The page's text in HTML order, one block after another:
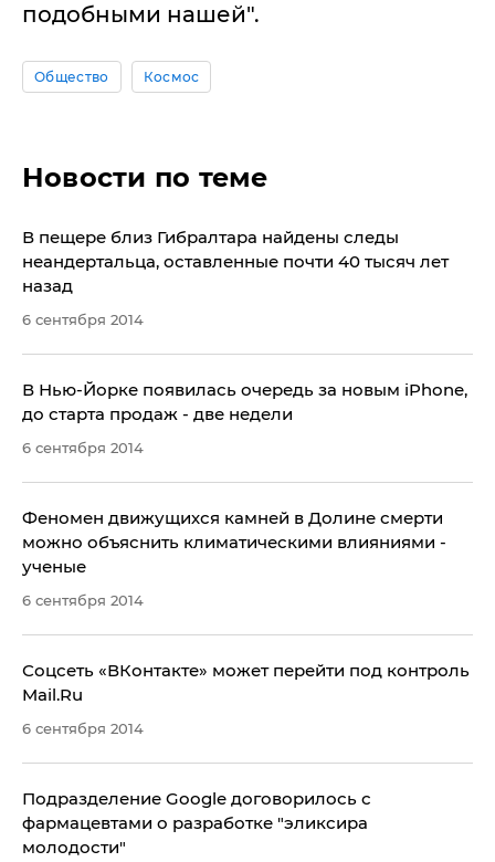
подобными нашей".
Общество Космос
Новости по теме
В пещере близ Гибралтара найдены следы
неандертальца, оставленные почти 40 тысяч лет
назад
6 сентября 2014
В Нью-Йорке появилась очередь за новым iPhone,
до старта продаж - две недели
6 сентября 2014
Феномен движущихся камней в Долине смерти
можно объяснить климатическими влияниями -
ученые
6 сентября 2014
Соцсеть «ВКонтакте» может перейти под контроль
Mail.Ru
6 сентября 2014
Подразделение Google договорилось с
фармацевтами о разработке "эликсира
молодости"